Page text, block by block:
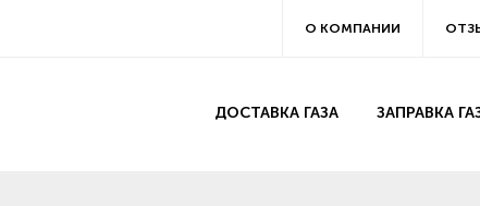
О КОМПАНИИ
ДОСТАВКА ГАЗА ЗАПРАВКА